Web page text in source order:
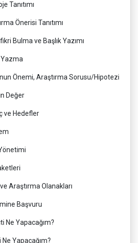
Tanıtımı
Önerisi Tanıtımı
Bulma ve Başlık Yazımı
Önemi, Araştırma Sorusu/Hipotezi
Değer
ve Hedefler
Araştırma Olanakları
Başvuru
Ne Yapacağım?
Yapacağım?